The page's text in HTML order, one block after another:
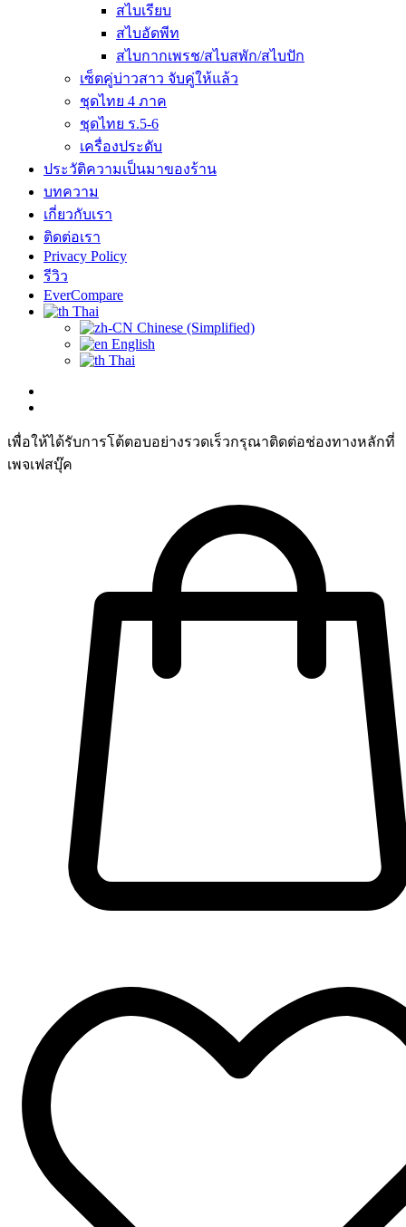
สไบเรียบ
สไบอัดพีท
สไบกากเพรช/สไบสพัก/สไบปัก
เซ็ตคู่บ่าวสาว จับคู่ให้แล้ว
ชุดไทย 4 ภาค
ชุดไทย ร.5-6
เครื่องประดับ
ประวัติความเป็นมาของร้าน
บทความ
เกี่ยวกับเรา
ติดต่อเรา
Privacy Policy
รีวิว
EverCompare
Thai
Chinese (Simplified)
English
Thai
เพื่อให้ได้รับการโต้ตอบอย่างรวดเร็วกรุณาติดต่อช่องทางหลักที่
เพจเฟสบุ๊ค